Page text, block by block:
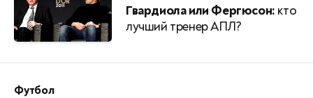
Гвардиола или Фергюсон: кто
лучший тренер АПЛ?
Футбол